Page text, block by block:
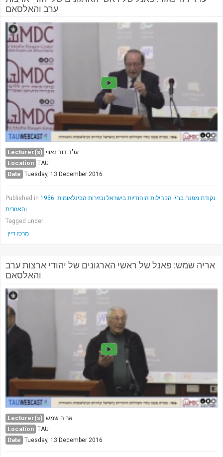
ערב והאלסאם
Lecturer(s) עו"ד דוד נאווי
Location TAU
Date Tuesday, 13 December 2016
Published in 1956: נקודת מפנה בחיי הקהילות היהודיות בישראל ובזירות הבינלאומית
והאזורית
Tagged under
מרכז דיין
אריה שמש: פאנל של ראשי הארגונים של יהודי ארצות ערב
והאלסאם
Lecturer(s) אריה שמש
Location TAU
Date Tuesday, 13 December 2016